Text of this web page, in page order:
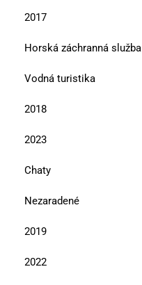
2017
Horská záchranná služba
Vodná turistika
2018
2023
Chaty
Nezaradené
2019
2022